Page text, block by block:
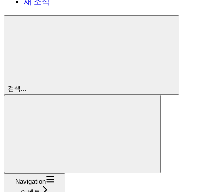
검색...
Navigation